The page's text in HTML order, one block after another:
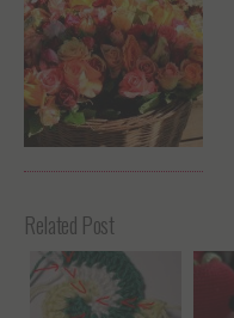
Related Post